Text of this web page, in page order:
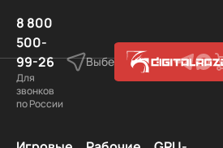
8 800
500-
99-26
Для
звонков
по России
Выберите город